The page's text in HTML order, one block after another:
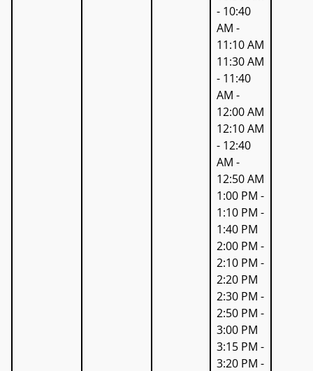
- 10:40
AM -
11:10 AM
11:30 AM
- 11:40
AM -
12:00 AM
12:10 AM
- 12:40
AM -
12:50 AM
1:00 PM -
1:10 PM -
1:40 PM
2:00 PM -
2:10 PM -
2:20 PM
2:30 PM -
2:50 PM -
3:00 PM
3:15 PM -
3:20 PM -